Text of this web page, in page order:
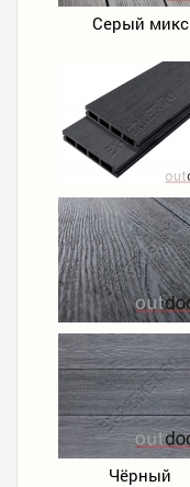
Серый микс
Чёрный